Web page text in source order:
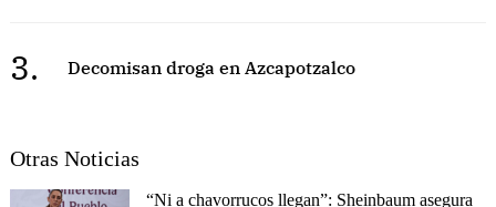
3. Decomisan droga en Azcapotzalco
Otras Noticias
“Ni a chavorrucos llegan”: Sheinbaum asegura